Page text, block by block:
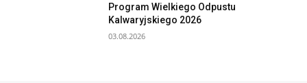
Program Wielkiego Odpustu
Kalwaryjskiego 2026
03.08.2026